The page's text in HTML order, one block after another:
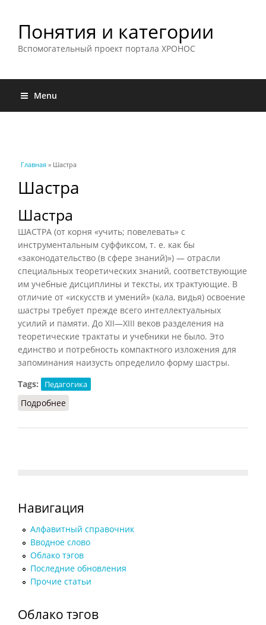
Понятия и категории
Вспомогательный проект портала ХРОНОС
Menu
Вы здесь
Главная » Шастра
Шастра
Шастра
ШАСТРА (от корня «учить; повелевать» с
инструментальным суффиксом, т. е. как бы
«законодательство (в сфере знаний)») — отрасли
специальных теоретических знаний, соответствующие
им учебные дисциплины и тексты, их трактующие. В
отличие от «искусств и умений» (кала, видья) освоение
шастры требует прежде всего интеллектуальных
усилий и памяти. До XII—XIII веков разделения на
теоретические трактаты и учебники не было. Это
единство и потребность компактного изложения для
запоминания наизусть определило форму шастры.
Tags:
Педагогика
Подробнее
Навигация
Алфавитный справочник
Вводное слово
Облако тэгов
Последние обновления
Прочие статьи
Облако тэгов